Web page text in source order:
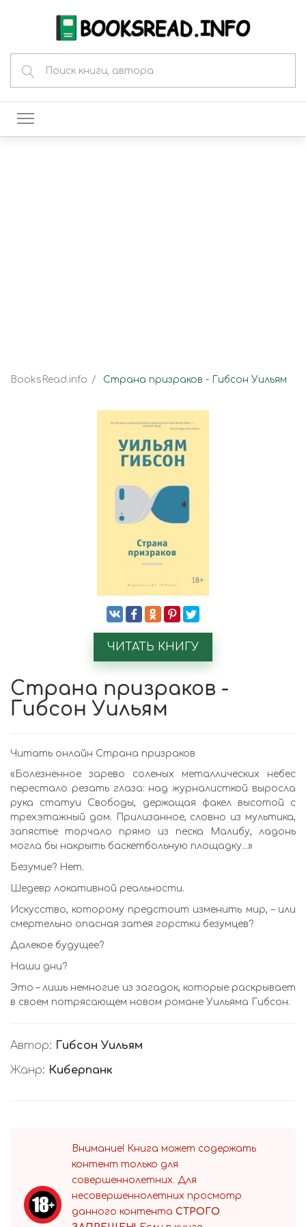
BooksRead.info Страна призраков - Гибсон Уильям
ЧИТАТЬ КНИГУ
Страна призраков -
Гибсон Уильям
Читать онлайн Страна призраков
«Болезненное зарево соленых металлических небес
перестало резать глаза: над журналисткой выросла
рука статуи Свободы, держащая факел высотой с
трехэтажный дом. Прилизанное, словно из мультика,
запястье торчало прямо из песка Малибу, ладонь
могла бы накрыть баскетбольную площадку...»
Безумие? Нет.
Шедевр локативной реальности.
Искусство, которому предстоит изменить мир, – или
смертельно опасная затея горстки безумцев?
Далекое будущее?
Наши дни?
Это – лишь немногие из загадок, которые раскрывает
в своем потрясающем новом романе Уильяма Гибсон.
Автор: Гибсон Уильям
Жанр: Киберпанк
Внимание! Книга может содержать
контент только для
совершеннолетних. Для
несовершеннолетних просмотр
данного контента СТРОГО